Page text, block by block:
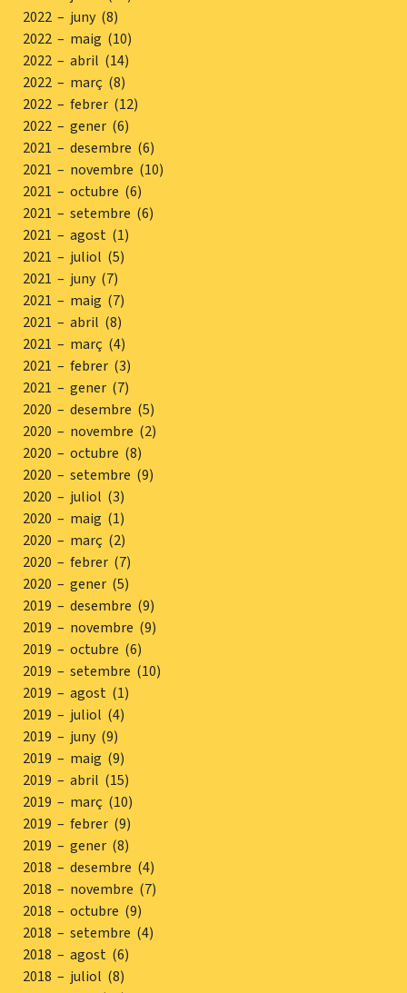
2022 – juny (8)
2022 – maig (10)
2022 – abril (14)
2022 – març (8)
2022 – febrer (12)
2022 – gener (6)
2021 – desembre (6)
2021 – novembre (10)
2021 – octubre (6)
2021 – setembre (6)
2021 – agost (1)
2021 – juliol (5)
2021 – juny (7)
2021 – maig (7)
2021 – abril (8)
2021 – març (4)
2021 – febrer (3)
2021 – gener (7)
2020 – desembre (5)
2020 – novembre (2)
2020 – octubre (8)
2020 – setembre (9)
2020 – juliol (3)
2020 – maig (1)
2020 – març (2)
2020 – febrer (7)
2020 – gener (5)
2019 – desembre (9)
2019 – novembre (9)
2019 – octubre (6)
2019 – setembre (10)
2019 – agost (1)
2019 – juliol (4)
2019 – juny (9)
2019 – maig (9)
2019 – abril (15)
2019 – març (10)
2019 – febrer (9)
2019 – gener (8)
2018 – desembre (4)
2018 – novembre (7)
2018 – octubre (9)
2018 – setembre (4)
2018 – agost (6)
2018 – juliol (8)